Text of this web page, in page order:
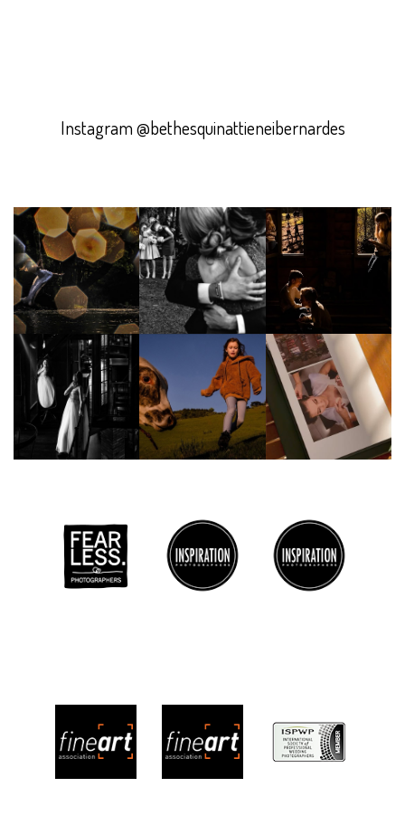
Instagram @bethesquinattieneibernardes